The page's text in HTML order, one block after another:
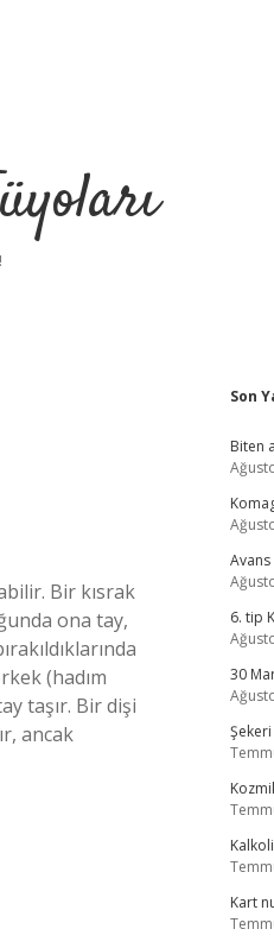
Bir kısrak
ona tay,
(hadım
taşır. Bir dişi
ancak
Son
Biten
6. tip
30
Şekeri
Kart